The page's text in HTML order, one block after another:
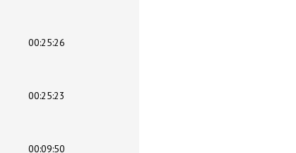
00:25:26
00:25:23
00:09:50